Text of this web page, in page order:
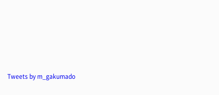
Tweets by m_gakumado